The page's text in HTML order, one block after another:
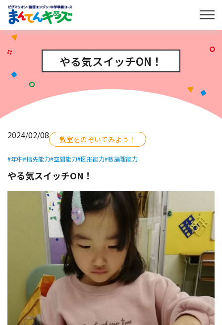
やる気スイッチON！
2024/02/08 教室をのぞいてみよう！
#年中#指先能力#空間能力#図形能力#数論理能力
やる気スイッチON！